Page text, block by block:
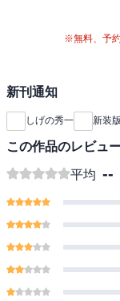
※無料、予
新刊通知
しげの秀一 新装
この作品のレビュ
平均 --